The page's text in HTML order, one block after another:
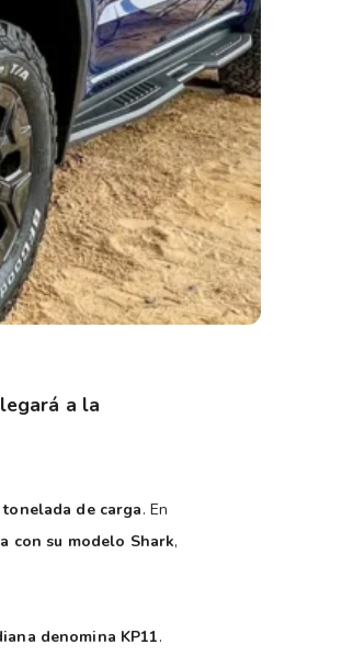
a la
de carga. En
con su modelo Shark,
denomina KP11.